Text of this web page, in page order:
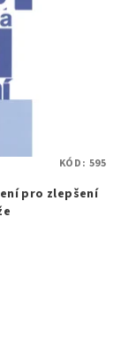
pro zlepšení
KÓD: 595